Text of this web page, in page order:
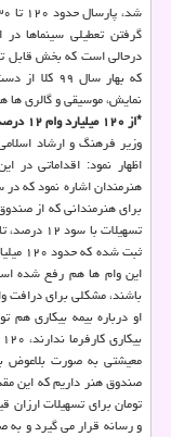
درحالی است که بخش قابل
که بهار
نمایش، موسیقی و گالری ها
*از ۱۲۰ میلیارد وام ۱۲ درصد تا ۲۰۰ میلیارد کمک بلاعوض
وزیر فرهنگ و ارشاد
اظهار نمود: اقداماتی
برای هنرمندانی که از
ثبت
این وام ها هم رفع شده
باشند، مشکلی برای درافت
او درباره بیمه بیکاری
تومان برای تسهیلات